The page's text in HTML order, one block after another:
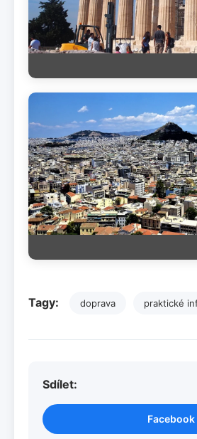
Tagy: doprava praktické
Sdílet:
Facebook